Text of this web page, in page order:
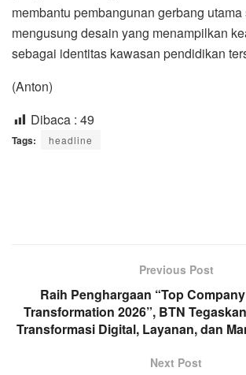
membantu pembangunan gerbang
mengusung desain yang menampilkan
sebagai identitas kawasan pendidikan
(Anton)
Dibaca : 49
Tags: headline
Previous Post
Raih Penghargaan “Top
Transformation 2026”, BTN
Transformasi Digital, Layanan, dan
Next Post